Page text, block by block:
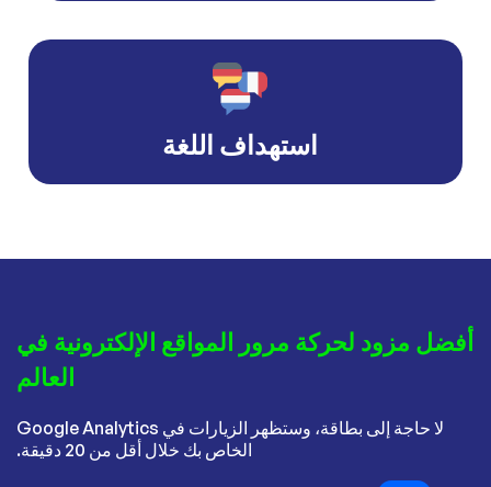
استهداف اللغة
أفضل مزود لحركة مرور المواقع الإلكترونية في
العالم
لا حاجة إلى بطاقة، وستظهر الزيارات في Google Analytics
الخاص بك خلال أقل من 20 دقيقة.